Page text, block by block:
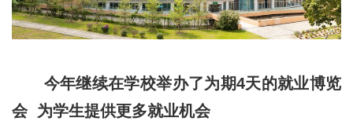
今年继续在学校举办了为期4天的就业博览
会 为学生提供更多就业机会